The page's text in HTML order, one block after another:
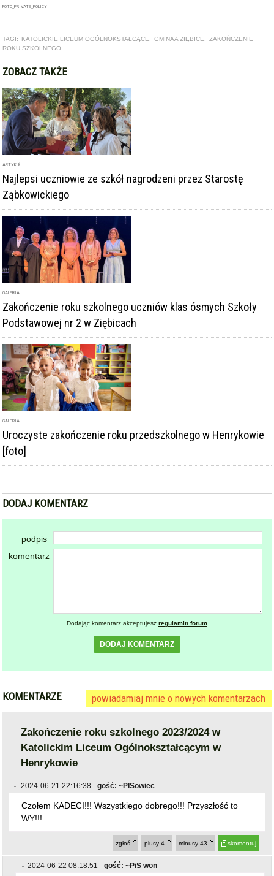
FOTO_PRIVATE_POLICY
TAGI: KATOLICKIE LICEUM OGÓLNOKSTAŁCĄCE, GMINAA ZIĘBICE, ZAKOŃCZENIE
ROKU SZKOLNEGO
ZOBACZ TAKŻE
ARTYKUŁ
Najlepsi uczniowie ze szkół nagrodzeni przez Starostę
Ząbkowickiego
GALERIA
Zakończenie roku szkolnego uczniów klas ósmych Szkoły
Podstawowej nr 2 w Ziębicach
GALERIA
Uroczyste zakończenie roku przedszkolnego w Henrykowie
[foto]
DODAJ KOMENTARZ
podpis
komentarz
Dodając komentarz akceptujesz regulamin forum
DODAJ KOMENTARZ
KOMENTARZE powiadamiaj mnie o nowych komentarzach
Zakończenie roku szkolnego 2023/2024 w
Katolickim Liceum Ogólnokształcącym w
Henrykowie
2024-06-21 22:16:38 gość: ~PISowiec
Czołem KADECI!!! Wszystkiego dobrego!!! Przyszłość to
WY!!!
skomentuj
minusy 43
plusy 4
zgłoś
2024-06-22 08:18:51 gość: ~PiS won